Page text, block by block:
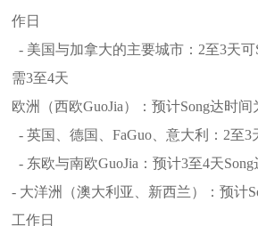
作日
- 美国与加拿大的主要城市：2至3天可
需3至4天
欧洲（西欧GuoJia）：预计Song达时间
- 英国、德国、FaGuo、意大利：2至3
- 东欧与南欧GuoJia：预计3至4天Song
- 大洋洲（澳大利亚、新西兰）：预计
工作日